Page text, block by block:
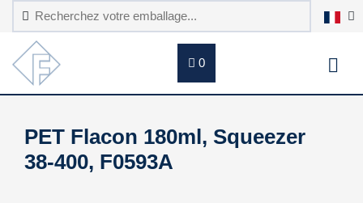
0
PET Flacon 180ml, Squeezer
38-400, F0593A